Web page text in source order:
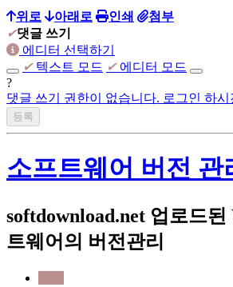
위로 아래로 인쇄
첨부
✔댓글 쓰기
에디터 선택하기
✔ 텍스트 모드 ✔ 에디터 모드
?
댓글 쓰기 권한이 없습니다. 로그인 하시
소프트웨어 버전 관
softdownload.net 업로드
트웨어의 버전관리